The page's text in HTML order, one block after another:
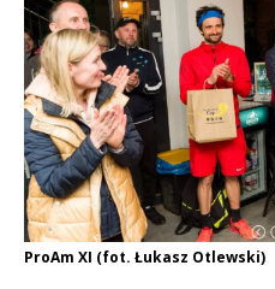
ProAm XI (fot. Łukasz Otlewski)